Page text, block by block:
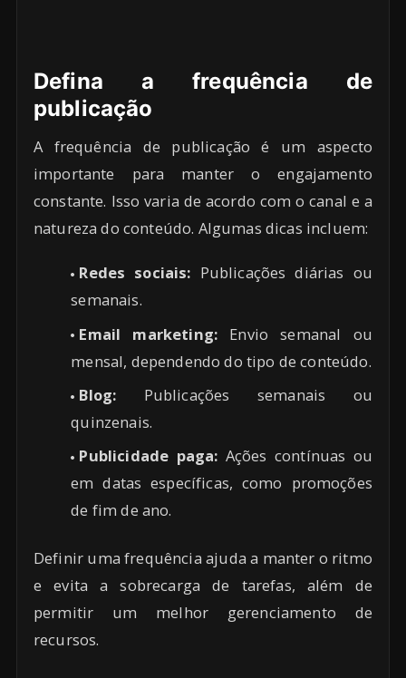
Defina a frequência de
publicação
A frequência de publicação é um aspecto
importante para manter o engajamento
constante. Isso varia de acordo com o canal e a
natureza do conteúdo. Algumas dicas incluem:
Redes sociais: Publicações diárias ou
semanais.
Email marketing: Envio semanal ou
mensal, dependendo do tipo de conteúdo.
Blog: Publicações semanais ou
quinzenais.
Publicidade paga: Ações contínuas ou
em datas específicas, como promoções
de fim de ano.
Definir uma frequência ajuda a manter o ritmo
e evita a sobrecarga de tarefas, além de
permitir um melhor gerenciamento de
recursos.